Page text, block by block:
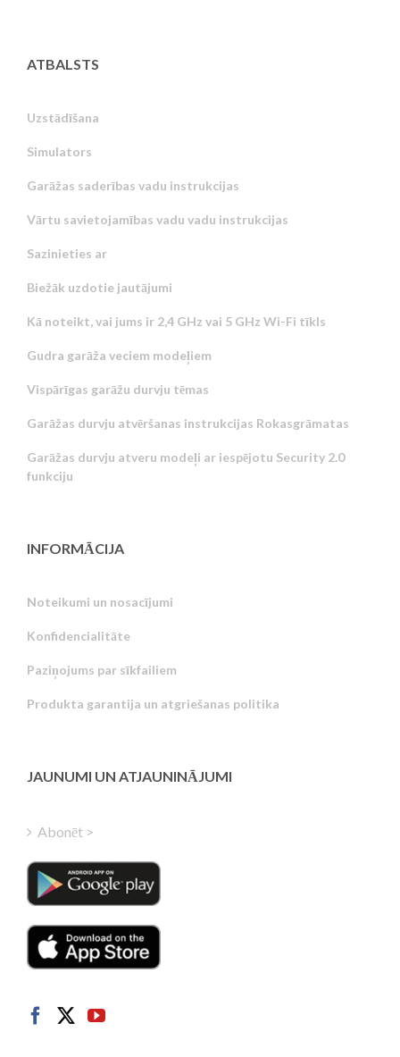
ATBALSTS
Uzstādīšana
Simulators
Garāžas saderības vadu instrukcijas
Vārtu savietojamības vadu vadu instrukcijas
Sazinieties ar
Biežāk uzdotie jautājumi
Kā noteikt, vai jums ir 2,4 GHz vai 5 GHz Wi-Fi tīkls
Gudra garāža veciem modeļiem
Vispārīgas garāžu durvju tēmas
Garāžas durvju atvēršanas instrukcijas Rokasgrāmatas
Garāžas durvju atveru modeļi ar iespējotu Security 2.0
funkciju
INFORMĀCIJA
Noteikumi un nosacījumi
Konfidencialitāte
Paziņojums par sīkfailiem
Produkta garantija un atgriešanas politika
JAUNUMI UN ATJAUNINĀJUMI
Abonēt >
Estonian